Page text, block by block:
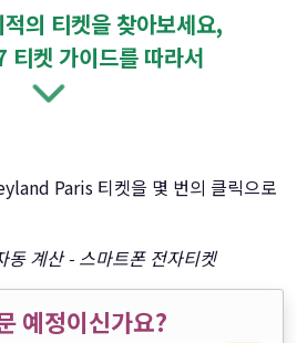
의 티켓을 찾아보세요,
켓 가이드를 따라서
Paris 티켓을 몇 번의 클릭으로
동 계산 - 스마트폰 전자티켓
예정이신가요?